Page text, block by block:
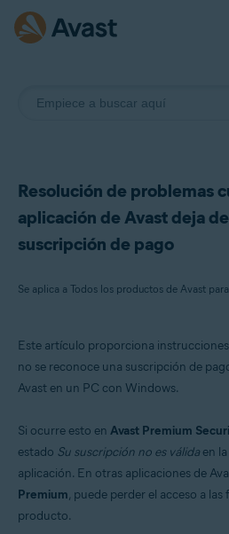
Resolución de problemas
aplicación de Avast deja
suscripción de pago
Microsoft Windows 10 Home/Pro/
Microsoft Windows 8.1/Pro/Enterprise - 32
Microsoft Windows 8/Pro/Enterprise - 32
Premium/Professional/Enterprise/Ultimate
Este artículo proporciona
no se reconoce una suscripción de
Avast en un PC con Windows.
Si ocurre esto en Avast Premium
estado Su suscripción no es válida en
aplicación. En otras aplicaciones de
Premium, puede perder el acceso a
producto.